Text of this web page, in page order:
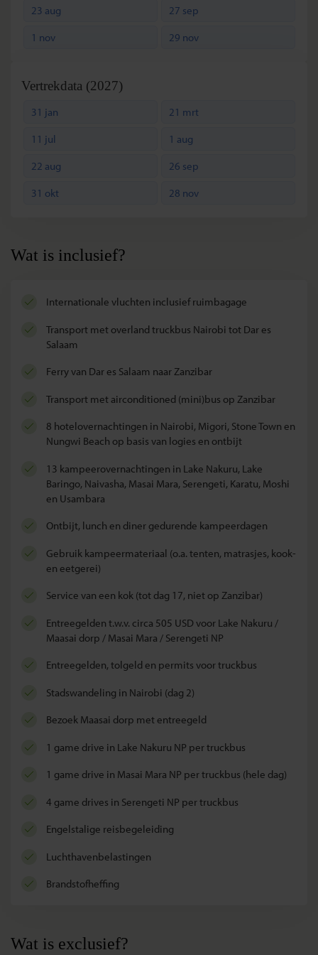
(Zanzibar)
Nungwi
(Zanzibar)
23 aug
27 sep
1 nov
29 nov
Vertrekdata (2027)
31 jan
21 mrt
11 jul
1 aug
22 aug
26 sep
31 okt
28 nov
Wat is inclusief?
internationale vluchten inclusief ruimbagage
transport met overland truckbus Nairobi tot Dar es
Salaam
ferry van Dar es Salaam naar Zanzibar
transport met airconditioned (mini)bus op Zanzibar
8 hotelovernachtingen in Nairobi, Migori, Stone Town en
Nungwi Beach op basis van logies en ontbijt
13 kampeerovernachtingen in Lake Nakuru, Lake
Baringo, Naivasha, Masai Mara, Serengeti, Karatu, Moshi
en Usambara
ontbijt, lunch en diner gedurende kampeerdagen
gebruik kampeermateriaal (o.a. tenten, matrasjes, kook-
en eetgerei)
service van een kok (tot dag 17, niet op Zanzibar)
entreegelden t.w.v. circa 505 USD voor Lake Nakuru /
Maasai dorp / Masai Mara / Serengeti NP
entreegelden, tolgeld en permits voor truckbus
stadswandeling in Nairobi (dag 2)
bezoek Maasai dorp met entreegeld
1 game drive in Lake Nakuru NP per truckbus
1 game drive in Masai Mara NP per truckbus (hele dag)
4 game drives in Serengeti NP per truckbus
Engelstalige reisbegeleiding
luchthavenbelastingen
brandstofheffing
Wat is exclusief?